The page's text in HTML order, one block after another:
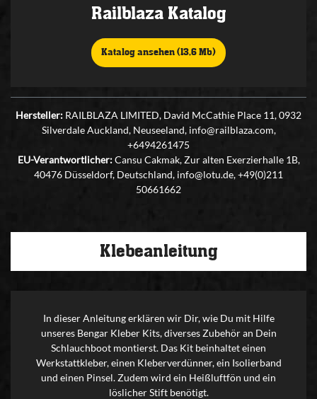
Railblaza Katalog
Katalog ansehen (13,6 Mb)
Hersteller: RAILBLAZA LIMITED, David McCathie Place 11, 0932
Silverdale Auckland, Neuseeland, info@railblaza.com,
+6494261475
EU-Verantwortlicher:Cansu Cakmak, Zur alten Exerzierhalle 1B,
40476 Düsseldorf, Deutschland, info@lotu.de, +49(0)211
50661662
Klebeanleitung
In dieser Anleitung erklären wir Dir, wie Du mit Hilfe
unseres Bengar Kleber Kits, diverses Zubehör an Dein
Schlauchboot montierst. Das Kit beinhaltet einen
Werkstattkleber, einen Kleberverdünner, ein Isolierband
und einen Pinsel. Zudem wird ein Heißluftfön und ein
löslicher Stift benötigt.